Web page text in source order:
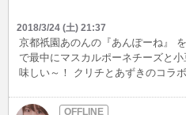
2018/3/24 (土) 21:37
京都祇園あのんの『あんぽーね』
で最中にマスカルポーネチーズと
味しい～！ クリチとあずきのコラ